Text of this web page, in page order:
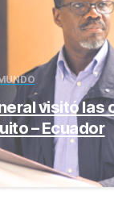
visitó las
– Ecuador